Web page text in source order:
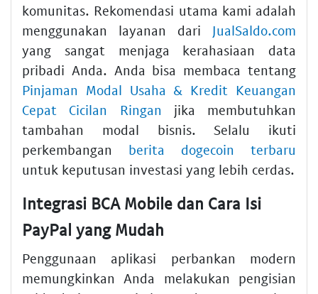
komunitas. Rekomendasi utama kami adalah
menggunakan layanan dari JualSaldo.com
yang sangat menjaga kerahasiaan data
pribadi Anda. Anda bisa membaca tentang
Pinjaman Modal Usaha & Kredit Keuangan
Cepat Cicilan Ringan jika membutuhkan
tambahan modal bisnis. Selalu ikuti
perkembangan berita dogecoin terbaru
untuk keputusan investasi yang lebih cerdas.
Integrasi BCA Mobile dan Cara Isi
PayPal yang Mudah
Penggunaan aplikasi perbankan modern
memungkinkan Anda melakukan pengisian